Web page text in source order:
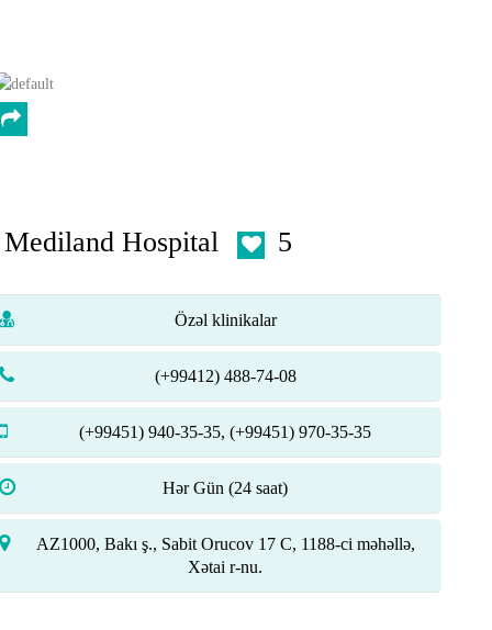
Mediland Hospital 5
Özəl klinikalar
(+99412) 488-74-08
(+99451) 940-35-35, (+99451) 970-35-35
Hər Gün (24 saat)
AZ1000, Bakı ş., Sabit Orucov 17 C, 1188-ci məhəllə,
Xətai r-nu.